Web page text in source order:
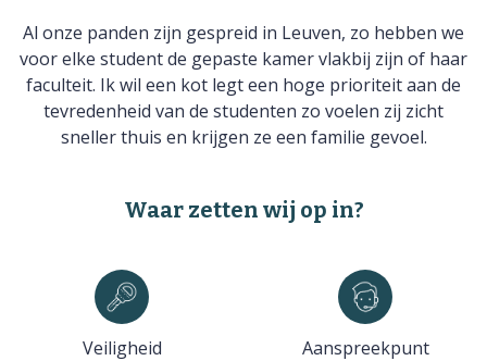
Al onze panden zijn gespreid in Leuven, zo hebben we
voor elke student de gepaste kamer vlakbij zijn of haar
faculteit. Ik wil een kot legt een hoge prioriteit aan de
tevredenheid van de studenten zo voelen zij zicht
sneller thuis en krijgen ze een familie gevoel.
Waar zetten wij op in?
Veiligheid
Aanspreekpunt